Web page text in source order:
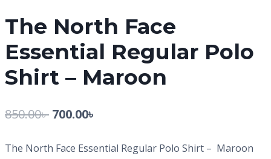
The North Face
Essential Regular Polo
Shirt – Maroon
850.00৳ 700.00৳
The North Face Essential Regular Polo Shirt – Maroon